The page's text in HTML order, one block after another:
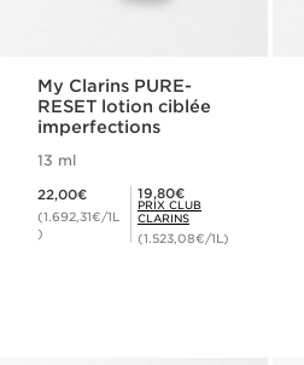
My Clarins PURE-
RESET lotion ciblée
imperfections
13 ml
22,00€
(1.692,31€/1L
)
Prix Club Clarins 19,80€
19,80€
PRIX CLUB
CLARINS
(1.523,08€/1L)